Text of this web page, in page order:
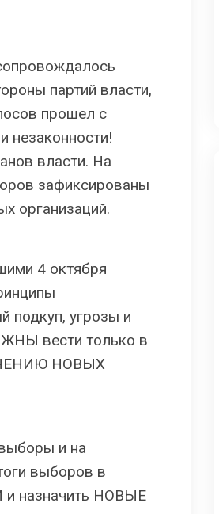
партий власти,
прошел с
незаконности!
власти. На
зафиксированы
организаций.
4 октября
подкуп, угрозы и
вести только в
НОВЫХ
и на
выборов в
назначить НОВЫЕ